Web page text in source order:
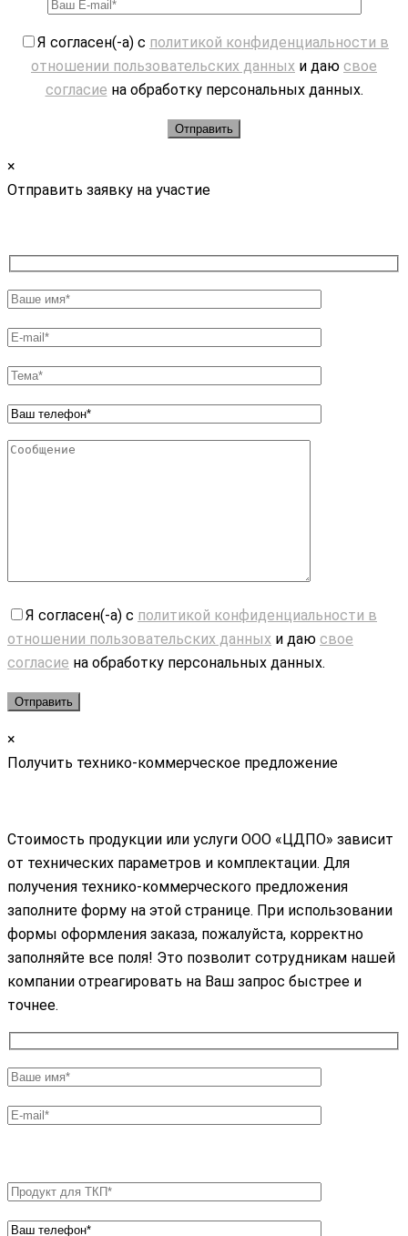
Я согласен(-а) с политикой конфиденциальности в
отношении пользовательских данных и даю свое
согласие на обработку персональных данных.
×
Отправить заявку на участие
Я согласен(-а) с политикой конфиденциальности в
отношении пользовательских данных и даю свое
согласие на обработку персональных данных.
×
Получить технико-коммерческое предложение
Стоимость продукции или услуги ООО «ЦДПО» зависит
от технических параметров и комплектации. Для
получения технико-коммерческого предложения
заполните форму на этой странице. При использовании
формы оформления заказа, пожалуйста, корректно
заполняйте все поля! Это позволит сотрудникам нашей
компании отреагировать на Ваш запрос быстрее и
точнее.